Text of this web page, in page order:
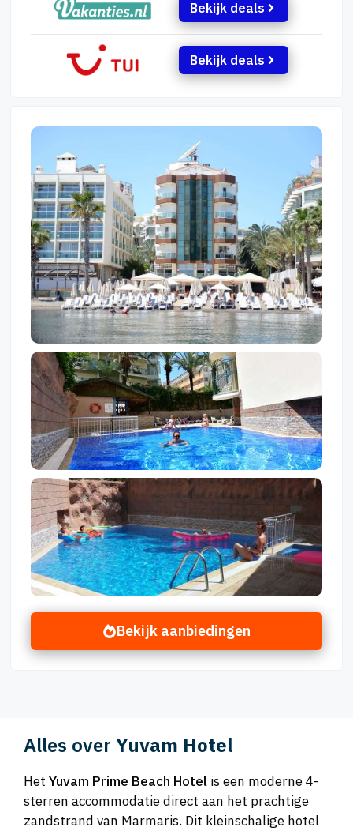
Bekijk aanbiedingen
Bekijk deals
Bekijk deals
Alles over Yuvam Hotel
Het Yuvam Prime Beach Hotel is een moderne 4-
sterren accommodatie direct aan het prachtige
zandstrand van Marmaris. Dit kleinschalige hotel